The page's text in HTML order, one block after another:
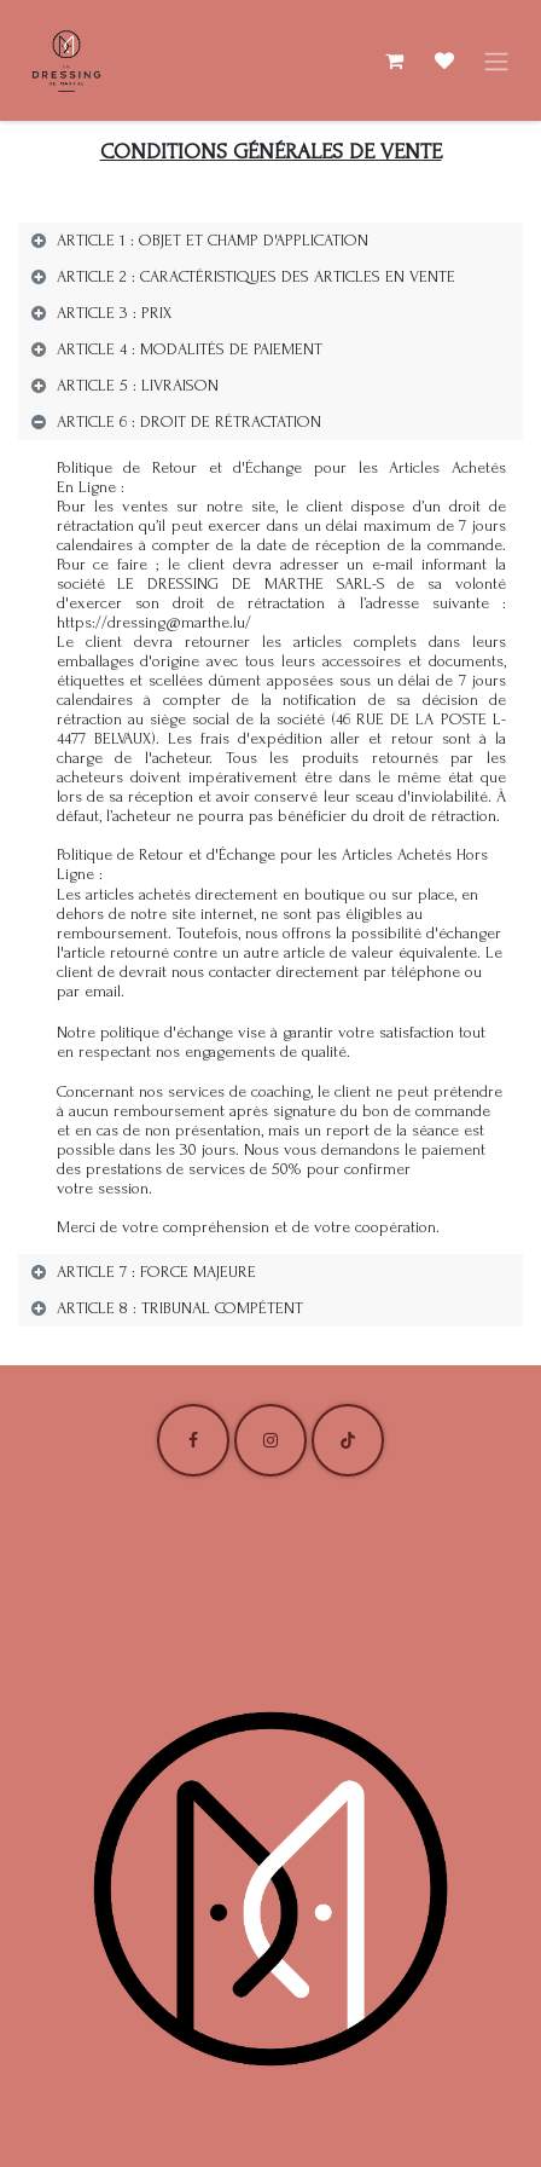
CONDITIONS GÉNÉRALES DE VENTE
ARTICLE 1 : OBJET ET CHAMP D'APPLICATION
ARTICLE 2 : CARACTÉRISTIQUES DES ARTICLES EN VENTE
ARTICLE 3 : PRIX
ARTICLE 4 : MODALITÉS DE PAIEMENT
ARTICLE 5 : LIVRAISON
ARTICLE 6 : DROIT DE RÉTRACTATION
Politique de Retour et d'Échange pour les Articles Achetés
En Ligne :
Pour les ventes sur notre site, le client dispose d’un droit de
rétractation qu’il peut exercer dans un délai maximum de 7 jours
calendaires à compter de la date de réception de la commande.
Pour ce faire ; le client devra adresser un e-mail informant la
société LE DRESSING DE MARTHE SARL-S de sa volonté
d'exercer son droit de rétractation à l’adresse suivante :
https://dressing@marthe.lu/
Le client devra retourner les articles complets dans leurs
emballages d'origine avec tous leurs accessoires et documents,
étiquettes et scellées dûment apposées sous un délai de 7 jours
calendaires à compter de la notification de sa décision de
rétraction au siège social de la société (46 RUE DE LA POSTE L-
4477 BELVAUX). Les frais d'expédition aller et retour sont à la
charge de l'acheteur. Tous les produits retournés par les
acheteurs doivent impérativement être dans le même état que
lors de sa réception et avoir conservé leur sceau d'inviolabilité. À
défaut, l’acheteur ne pourra pas bénéficier du droit de rétraction.
Politique de Retour et d'Échange pour les Articles Achetés Hors
Ligne :
Les articles achetés directement en boutique ou sur place, en
dehors de notre site internet, ne sont pas éligibles au
remboursement. Toutefois, nous offrons la possibilité d'échanger
l'article retourné contre un autre article de valeur équivalente. Le
client de devrait nous contacter directement par téléphone ou
par email.
Notre politique d'échange vise à garantir votre satisfaction tout
en respectant nos engagements de qualité.
Concernant nos services de coaching, le client ne peut prétendre
à aucun remboursement après signature du bon de commande
et en cas de non présentation, mais un report de la séance est
possible dans les 30 jours. Nous vous demandons le paiement
des prestations de services de 50% pour confirmer
votre session.
Merci de votre compréhension et de votre coopération.
ARTICLE 7 : FORCE MAJEURE
ARTICLE 8 : TRIBUNAL COMPÉTENT